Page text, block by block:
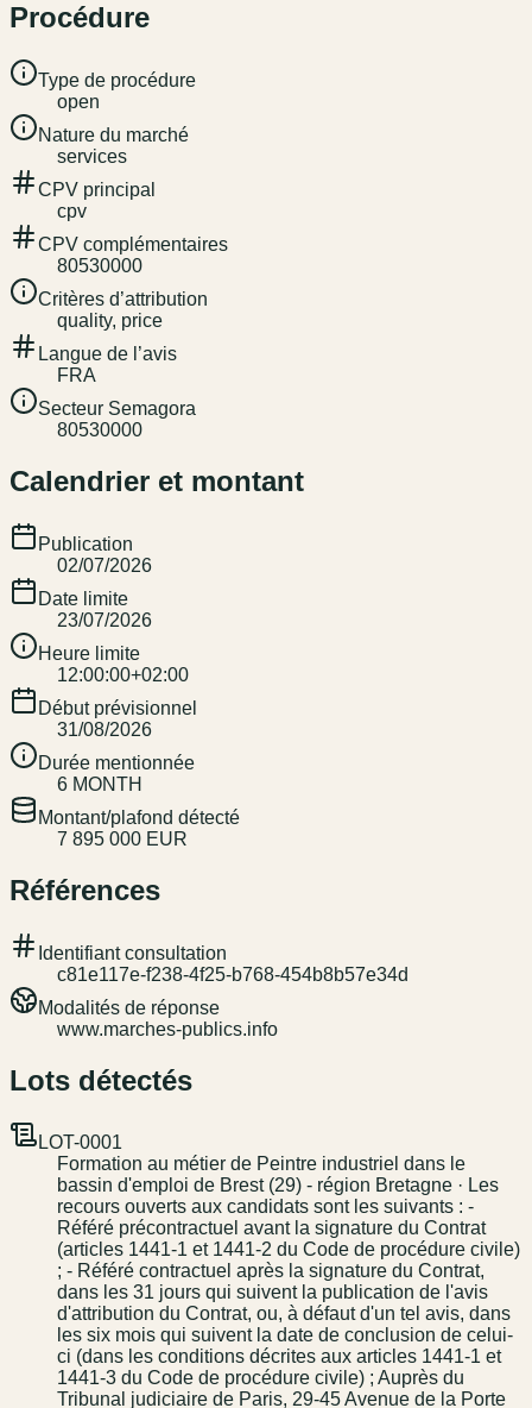
Procédure
Type de procédure
open
Nature du marché
services
CPV principal
cpv
CPV complémentaires
80530000
Critères d’attribution
quality, price
Langue de l’avis
FRA
Secteur Semagora
80530000
Calendrier et montant
Publication
02/07/2026
Date limite
23/07/2026
Heure limite
12:00:00+02:00
Début prévisionnel
31/08/2026
Durée mentionnée
6 MONTH
Montant/plafond détecté
7 895 000 EUR
Références
Identifiant consultation
c81e117e-f238-4f25-b768-454b8b57e34d
Modalités de réponse
www.marches-publics.info
Lots détectés
LOT-0001
Formation au métier de Peintre industriel dans le
bassin d'emploi de Brest (29) - région Bretagne · Les
recours ouverts aux candidats sont les suivants : -
Référé précontractuel avant la signature du Contrat
(articles 1441-1 et 1441-2 du Code de procédure civile)
; - Référé contractuel après la signature du Contrat,
dans les 31 jours qui suivent la publication de l'avis
d'attribution du Contrat, ou, à défaut d'un tel avis, dans
les six mois qui suivent la date de conclusion de celui-
ci (dans les conditions décrites aux articles 1441-1 et
1441-3 du Code de procédure civile) ; Auprès du
Tribunal judiciaire de Paris, 29-45 Avenue de la Porte